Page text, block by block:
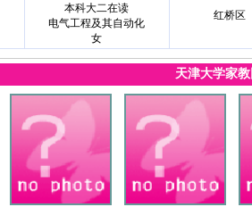
本科大二在读
电气工程及其自动化
女
红桥区
天津大学家